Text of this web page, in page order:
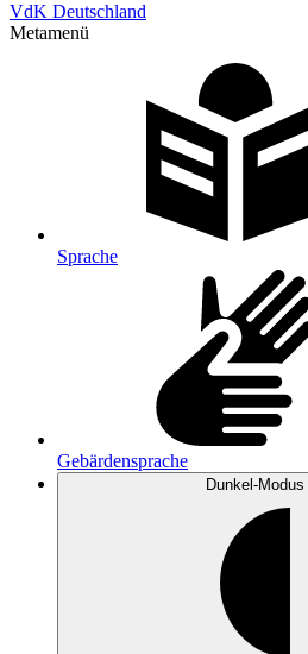
VdK Deutschland
Metamenü
Sprache
Gebärdensprache
Dunkel-Modus